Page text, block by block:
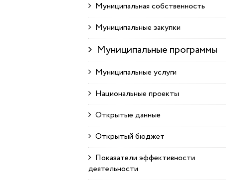
Муниципальная собственность
Муниципальные закупки
Муниципальные программы
Муниципальные услуги
Национальные проекты
Открытые данные
Открытый бюджет
Показатели эффективности
деятельности